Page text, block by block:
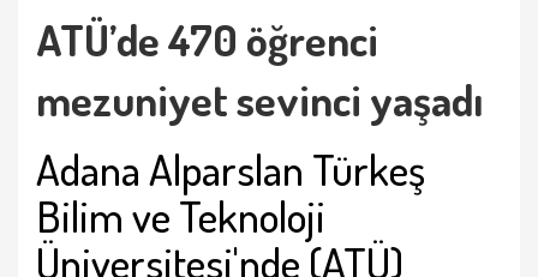
ATÜ’de 470 öğrenci
mezuniyet sevinci yaşadı
Adana Alparslan Türkeş
Bilim ve Teknoloji
Üniversitesi'nde (ATÜ)